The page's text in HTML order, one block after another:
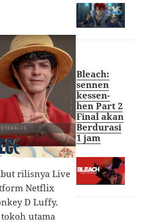
rilisnya Live
Netflix
D Luffy.
utama
Bleach:
sennen
kessen-
hen Part 2
Final akan
Berdurasi
1 jam